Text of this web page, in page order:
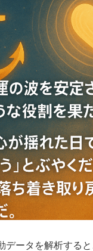
データを解析する